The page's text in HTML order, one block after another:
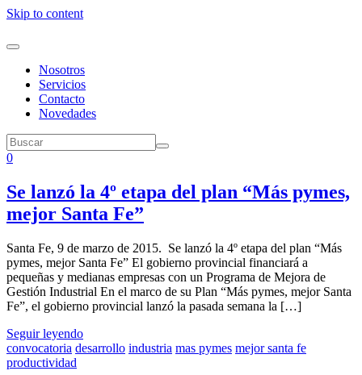
Skip to content
Nosotros
Servicios
Contacto
Novedades
0
Se lanzó la 4º etapa del plan “Más pymes,
mejor Santa Fe”
Santa Fe, 9 de marzo de 2015. Se lanzó la 4º etapa del plan “Más
pymes, mejor Santa Fe” El gobierno provincial financiará a
pequeñas y medianas empresas con un Programa de Mejora de
Gestión Industrial En el marco de su Plan “Más pymes, mejor Santa
Fe”, el gobierno provincial lanzó la pasada semana la […]
Seguir leyendo
convocatoria desarrollo industria mas pymes mejor santa fe
productividad